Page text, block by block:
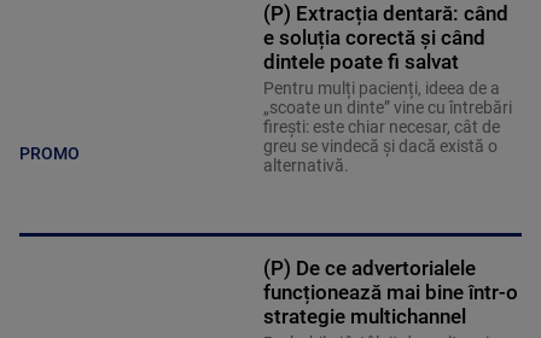
PROMO
(P) Extracția dentară: când
e soluția corectă și când
dintele poate fi salvat
Pentru mulți pacienți, ideea de a
„scoate un dinte” vine cu întrebări
firești: este chiar necesar, cât de
greu se vindecă și dacă există o
alternativă.
(P) De ce advertorialele
funcționează mai bine într-o
strategie multichannel